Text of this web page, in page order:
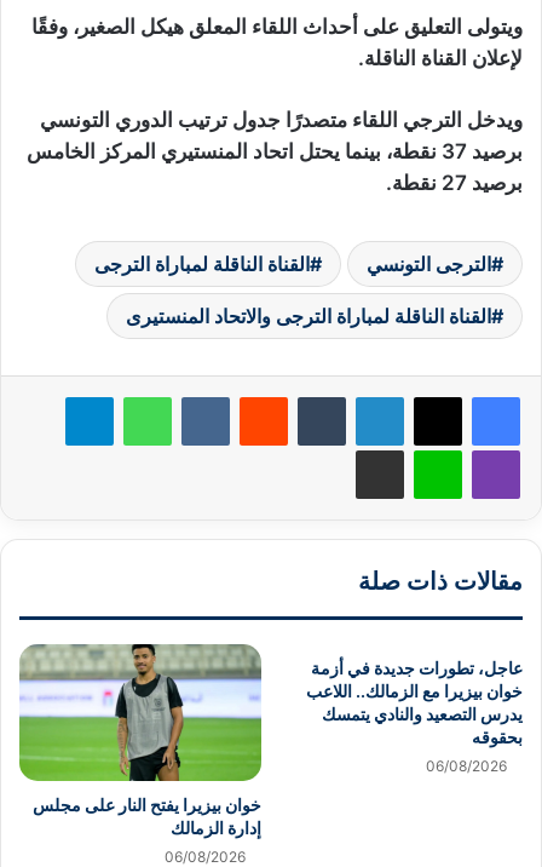
ويتولى التعليق على أحداث اللقاء المعلق هيكل الصغير، وفقًا
لإعلان القناة الناقلة.
ويدخل الترجي اللقاء متصدرًا جدول ترتيب الدوري التونسي
برصيد 37 نقطة، بينما يحتل اتحاد المنستيري المركز الخامس
برصيد 27 نقطة.
الترجى التونسي القناة الناقلة لمباراة الترجى
القناة الناقلة لمباراة الترجى والاتحاد المنستيرى
لينكدإن واتساب
لاين
مقالات ذات صلة
عاجل، تطورات جديدة في أزمة
خوان بيزيرا مع الزمالك.. اللاعب
يدرس التصعيد والنادي يتمسك
بحقوقه
06/08/2026
خوان بيزيرا يفتح النار على مجلس
إدارة الزمالك
06/08/2026